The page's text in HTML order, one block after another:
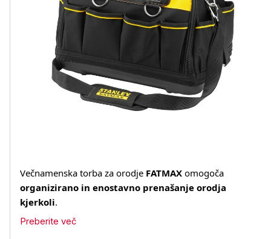
Večnamenska torba za orodje FATMAX omogoča
organizirano in enostavno prenašanje orodja
kjerkoli.
Preberite več